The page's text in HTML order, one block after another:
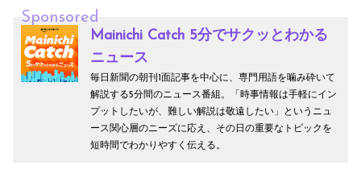
Sponsored
Mainichi Catch 5分でサクッとわかる
ニュース
毎日新聞の朝刊1面記事を中心に、専門用語を噛み砕いて
解説する5分間のニュース番組。「時事情報は手軽にイン
プットしたいが、難しい解説は敬遠したい」というニュ
ース関心層のニーズに応え、その日の重要なトピックを
短時間でわかりやすく伝える。